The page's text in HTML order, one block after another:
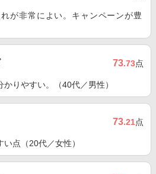
が非常によい。キャンペーンが豊
73.73点
りやすい。（40代／男性）
73.21点
点（20代／女性）